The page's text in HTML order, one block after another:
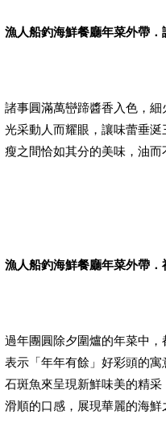
漁人船釣海鮮餐廳年菜外帶
諸事圓滿萬巒蹄醬香入色，細
光采動人而耀眼，讓味蕾垂
瘦之間恰如其分的美味，油而
漁人船釣海鮮餐廳年菜外帶
過年團圓除夕圍爐的年菜中
表示「年年有餘」好彩頭的
石斑魚來呈現新鮮味美的精
滑順的口感，展現華麗的海鮮